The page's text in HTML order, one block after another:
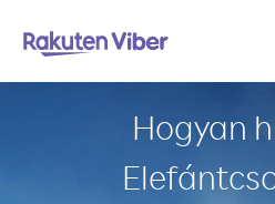
Hogyan